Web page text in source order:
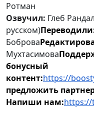
Ротман
Озвучил: Глеб
русском)
Боброва
Мухтасимова
бонусный
контент:https://
предложить
Напиши нам:https://